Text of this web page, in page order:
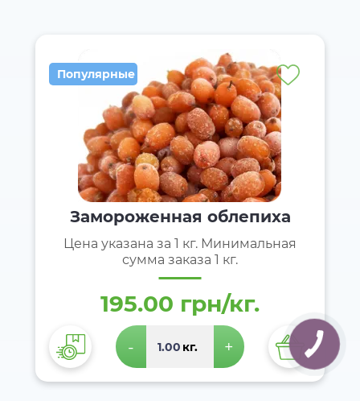
Популярные
Замороженная облепиха
Цена указана за 1 кг. Минимальная
сумма заказа 1 кг.
195.00 грн/кг.
- кг. +